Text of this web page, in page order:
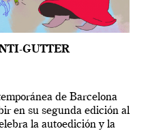
GUTTER
de Barcelona
en su segunda edición al
la autoedición y la